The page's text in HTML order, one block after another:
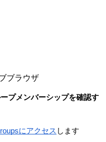
ブラウザ
プメンバーシップを確認す
にアクセス します